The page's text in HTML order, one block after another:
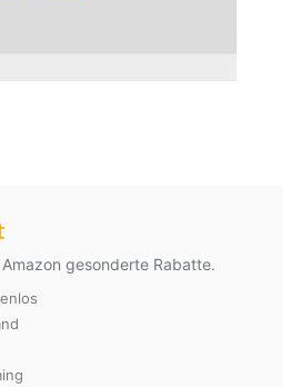
gesonderte Rabatte.